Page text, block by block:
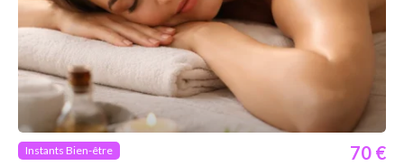
Instants Bien-être 70 €